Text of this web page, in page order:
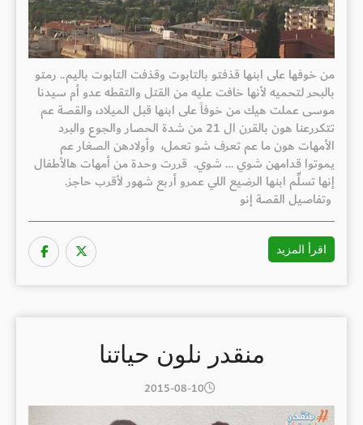
من خوفها على ابنها قذفتو بالتابوت وقذفت التابوت باليم.. رمتو
بالبحر لتحميه لأنها خافت عليه من القتل والتقطه عدو أم سيدنا
موسى عملت هيك من خوفاً على ابنها قبل الميلاد، والقصة عم
تتكررعنا هون بالقرن ال 21 من شدة الحصار والجوع والبرد
الأمهات هون ما عم تعرف شو تعمل، وأولادهن الصغار عم
يموتوا قدامهن شوي … شوي. قررت وحدة من أمهات هالأطفال
إنها تسلِّم ابنها الرضيع اللي عمرو أربع شهور لأقرب حاجز.
وتفاصيل القصة إنو
اقرأ المزيد
منقدر نلون حياتنا
2015-08-10